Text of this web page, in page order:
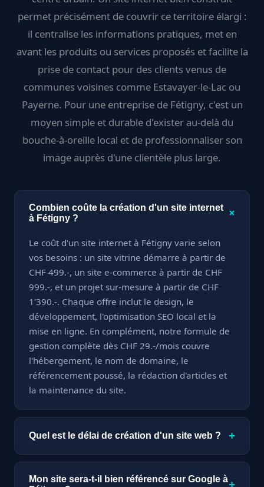
permet précisément de couvrir ce territoire élargi :
il centralise les informations pratiques, met en
avant les produits ou services proposés et facilite la
prise de contact pour des clients venus de
communes voisines comme Estavayer-le-Lac ou
Payerne. Pour une entreprise de Fétigny, c'est un
moyen simple et durable d'exister au-delà du
bouche-à-oreille local et de professionnaliser son
image auprès d'une clientèle plus large.
Combien coûte la création d'un site internet
à Fétigny ?
+
Le coût d'un site internet à Fétigny varie selon
vos besoins : un site vitrine démarre à partir de
CHF 499.-, un site e-commerce à partir de CHF
999.-, et un projet sur-mesure à partir de CHF
1'390.-. Chaque offre inclut le design, le
développement, l'optimisation SEO local et la
mise en ligne. En complément, notre formule de
gestion complète dès CHF 29.-/mois couvre
l'hébergement, le nom de domaine, le
référencement poussé, la rédaction d'articles et
la maintenance du site.
Quel est le délai de création d'un site web ? +
Un site vitrine est livré en seulement 7 jours. Un
site e-commerce ou sur-mesure nécessite à
Mon site sera-t-il bien référencé sur Google à+